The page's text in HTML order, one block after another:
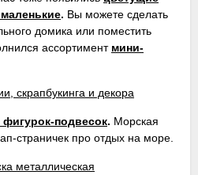
. Вы можете сделать
домика или поместить
ассортимент мини-
подвесок. Морская
страничек про отдых на море.